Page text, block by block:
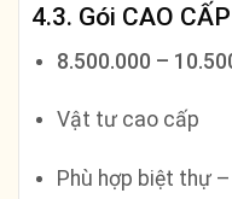
4.3. Gói CAO
8.500.000 –
Vật tư cao cấp
Phù hợp biệt thự